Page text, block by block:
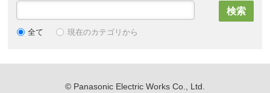
全て 現在のカテゴリから
© Panasonic Electric Works Co., Ltd.